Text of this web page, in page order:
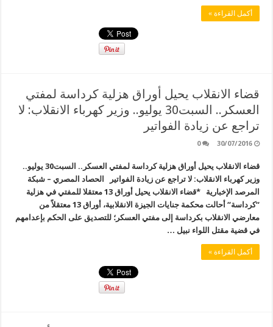
أكمل القراءة »
قضاء الانقلاب يحيل أوراق هزلية كرداسة لمفتي
العسكر.. السبت30 يوليو.. وزير كهرباء الانقلاب: لا
تراجع عن زيادة الفواتير
30/07/2016
0
قضاء الانقلاب يحيل أوراق هزلية كرداسة لمفتي العسكر.. السبت30 يوليو..
وزير كهرباء الانقلاب: لا تراجع عن زيادة الفواتير الحصاد المصري – شبكة
المرصد الإخبارية *قضاء الانقلاب يحيل أوراق 13 معتقلا للمفتي في هزلية
“كرداسة“ أحالت محكمة جنايات الجيزة الانقلابية، أوراق 13 معتقلاً من
معارضي الانقلاب بكرداسة إلى مفتي العسكر؛ للتصديق على الحكم بإعدامهم
في قضية مقتل اللواء نبيل …
أكمل القراءة »